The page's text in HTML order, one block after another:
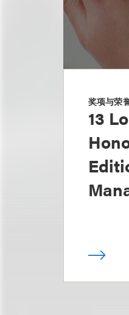
奖项与荣
13